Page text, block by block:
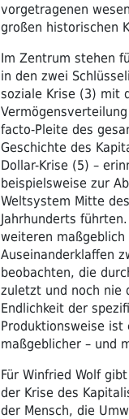
vorgetragenen
großen historischen
Im Zentrum stehen
in den zwei
soziale Krise (3) mit
facto-Pleite des
Geschichte des
Dollar-Krise (5) –
beispielsweise zur
Weltsystem Mitte
Jahrhunderts
weiteren
Auseinanderklaffen
beobachten, die
zuletzt und noch nie
Endlichkeit der
Produktionsweise
maßgeblicher – und
Für Winfried Wolf
der Krise des
der Mensch, die